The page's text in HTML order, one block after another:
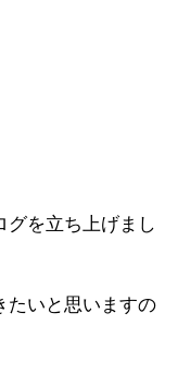
グを立ち上げまし
たいと思いますの